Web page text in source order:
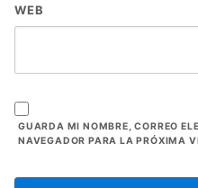
WEB
GUARDA MI NOMBRE, CORREO
NAVEGADOR PARA LA PRÓXIMA